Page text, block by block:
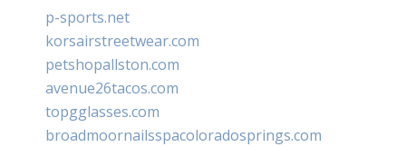
p-sports.net
korsairstreetwear.com
petshopallston.com
avenue26tacos.com
topgglasses.com
broadmoornailsspacoloradosprings.com